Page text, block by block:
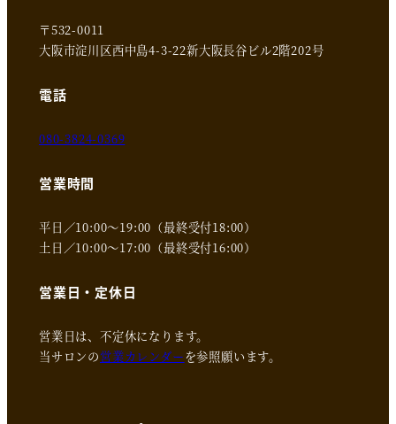
〒532-0011
大阪市淀川区西中島4-3-22新大阪長谷ビル2階202号
電話
080-3824-0369
営業時間
平日／10:00～19:00（最終受付18:00）
土日／10:00～17:00（最終受付16:00）
営業日・定休日
営業日は、不定休になります。
当サロンの営業カレンダーを参照願います。